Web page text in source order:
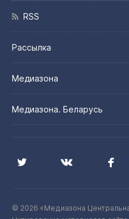
RSS
Рассылка
Медиазона
Медиазона. Беларусь
© 2026 «Медиазона